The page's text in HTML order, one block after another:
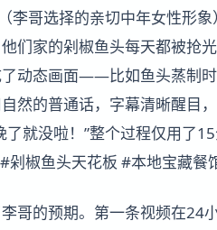
李哥选择的亲切中年女性形
们家的剁椒鱼头每天都被抢
动态画面——比如鱼头蒸制
然的普通话，字幕清晰醒目
了就没啦！”整个过程仅用了
椒鱼头天花板 #本地宝藏餐
哥的预期。第一条视频在24